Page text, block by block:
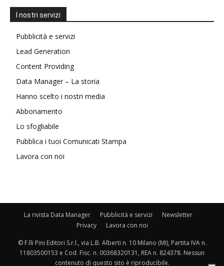
I nostri servizi
Pubblicità e servizi
Lead Generation
Content Providing
Data Manager – La storia
Hanno scelto i nostri media
Abbonamento
Lo sfogliabile
Pubblica i tuoi Comunicati Stampa
Lavora con noi
La rivista Data Manager Pubblicità e servizi
Newsletter
Privacy
Lavora con noi
© F.lli Pini Editori S.r.l., via L.B. Alberti n. 10 Milano (MI), Partita IVA n.
11803500153 e Cod. Fisc. n. 00368320131, REA n. 824378. Nessun
contenuto di questo sito è riproducibile.